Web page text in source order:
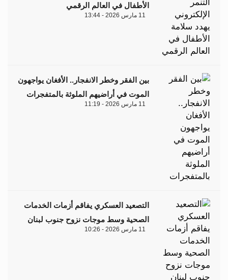
الأطفال في العالم الرقمي
11 مارس 2026 - 13:44
بين الفقر وخطر الانفجار.. الأفغان يواجهون
الموت في أراضيهم الملوثة بالمتفجرات
11 مارس 2026 - 11:19
التصعيد العسكري يفاقم أزمات الخدمات
الصحية وسط موجات نزوح جنوب لبنان
11 مارس 2026 - 10:26